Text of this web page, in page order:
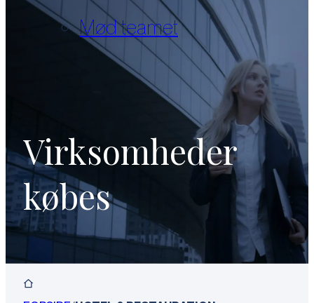
Mød teamet
Virksomheder
købes